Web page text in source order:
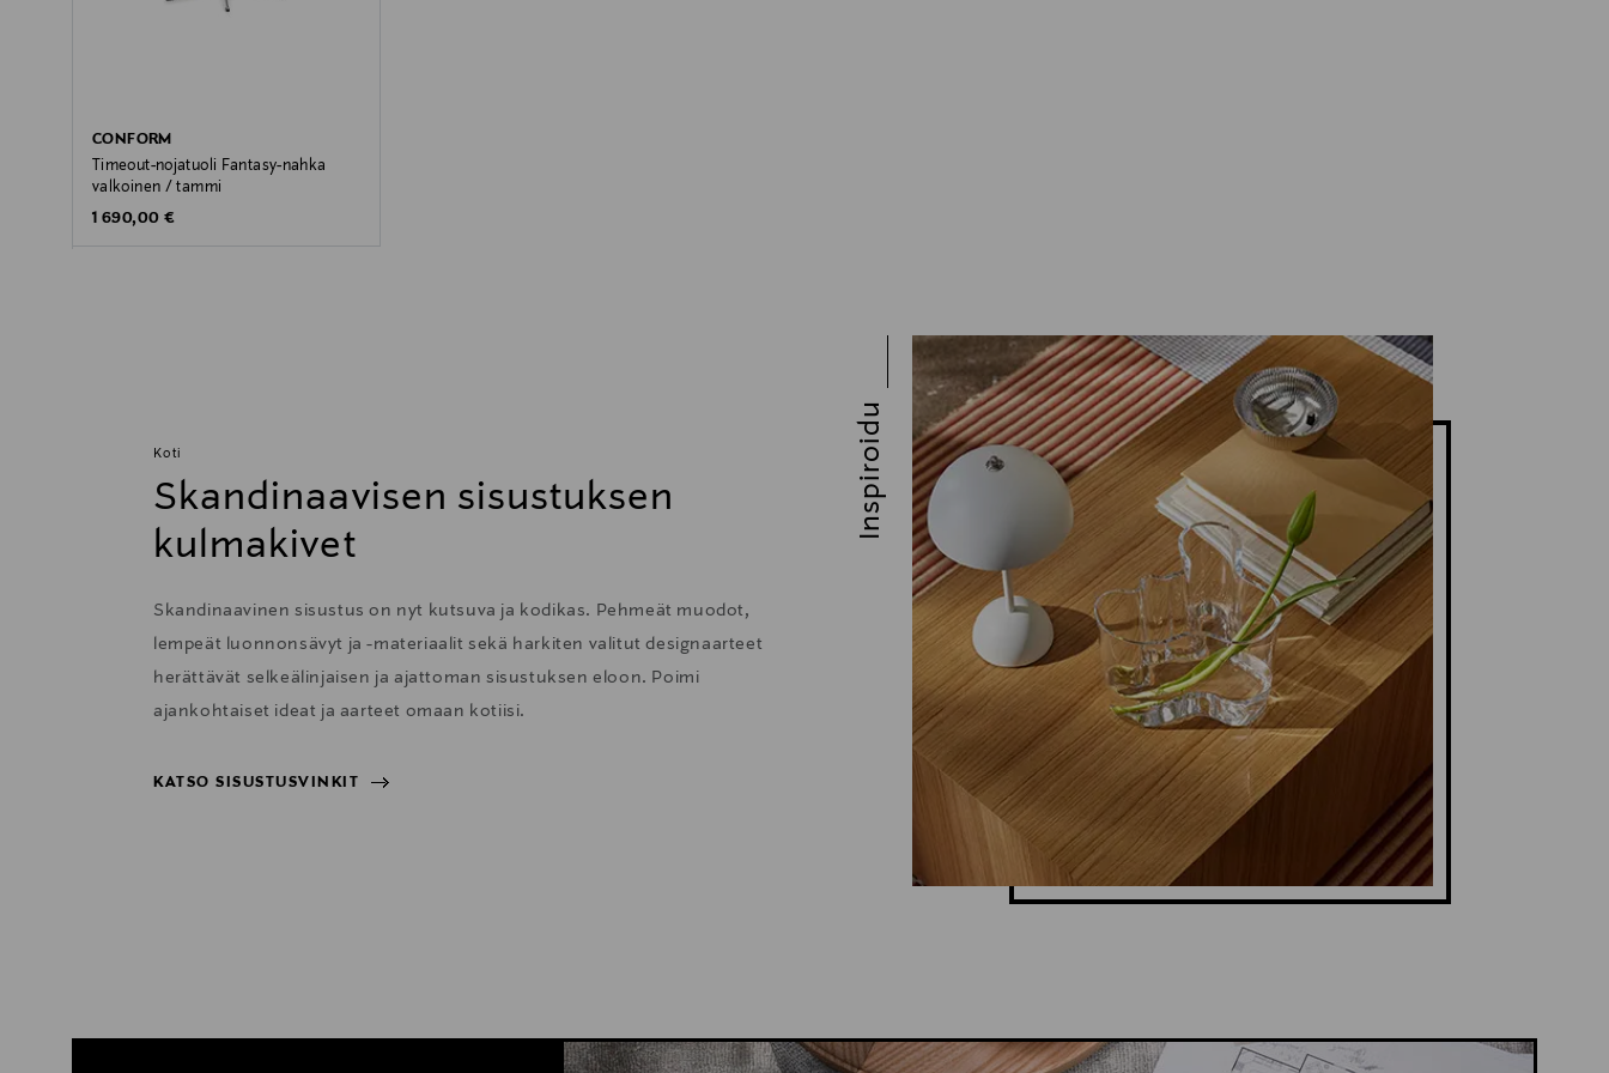
CONFORM
Timeout-nojatuoli Fantasy-nahka
valkoinen / tammi
Original Price
1 690,00 €
Koti
Skandinaavisen sisustuksen
kulmakivet
Skandinaavinen sisustus on nyt kutsuva ja kodikas. Pehmeät muodot,
lempeät luonnonsävyt ja -materiaalit sekä harkiten valitut designaarteet
herättävät selkeälinjaisen ja ajattoman sisustuksen eloon. Poimi
ajankohtaiset ideat ja aarteet omaan kotiisi.
KATSO SISUSTUSVINKIT
Inspiroidu